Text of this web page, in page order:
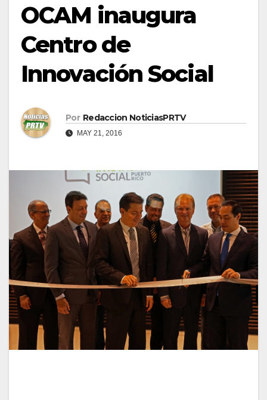
OCAM inaugura
Centro de
Innovación Social
Por Redaccion NoticiasPRTV
MAY 21, 2016